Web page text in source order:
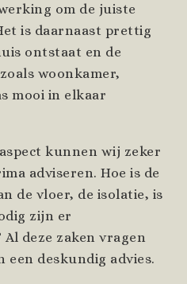
om de juiste
is daarnaast prettig
ontstaat en de
woonkamer,
mooi in elkaar
kunnen wij zeker
adviseren. Hoe is de
de vloer, de isolatie, is
zijn er
deze zaken vragen
een deskundig advies.